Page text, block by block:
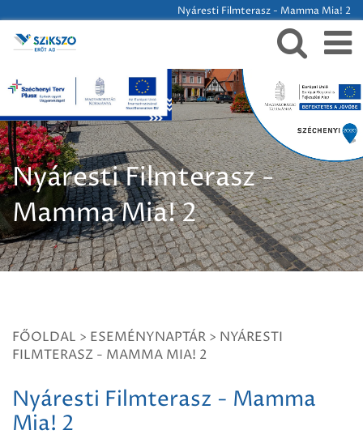
Nyáresti Filmterasz - Mamma Mia! 2
Nyáresti Filmterasz -
Mamma Mia! 2
FŐOLDAL > ESEMÉNYNAPTÁR > NYÁRESTI
FILMTERASZ - MAMMA MIA! 2
Nyáresti Filmterasz - Mamma
Mia! 2